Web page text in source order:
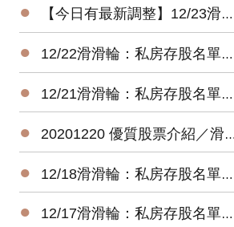
● 【今日有最新調整】12/23滑滑輪：私房存股名單每日持股調整建議（新手存股）
● 12/22滑滑輪：私房存股名單每日持股調整建議（新手存股）
● 12/21滑滑輪：私房存股名單每日持股調整建議（新手存股）
● 20201220 優質股票介紹／滑滑輪（新手存股）
● 12/18滑滑輪：私房存股名單每日持股調整建議（新手存股）
● 12/17滑滑輪：私房存股名單每日持股調整建議（新手存股）